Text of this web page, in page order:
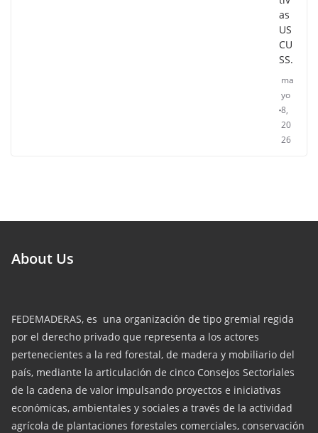
as
US
CU
SS.
ma
yo
8,
20
26
About Us
FEDEMADERAS, es una organización de tipo gremial regida
por el derecho privado que representa a los actores
pertenecientes a la red forestal, de madera y mobiliario del
país, mediante la articulación de cinco Consejos Sectoriales
de la cadena de valor impulsando proyectos e iniciativas
económicas, ambientales y sociales a través de la actividad
agrícola de plantaciones forestales comerciales, conservación